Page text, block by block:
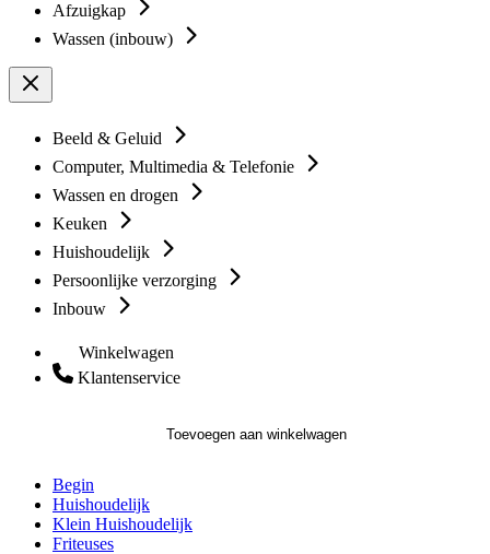
Afzuigkap
Wassen (inbouw)
Beeld & Geluid
Computer, Multimedia & Telefonie
Wassen en drogen
Keuken
Huishoudelijk
Persoonlijke verzorging
Inbouw
Winkelwagen
Klantenservice
Toevoegen aan winkelwagen
Begin
Huishoudelijk
Klein Huishoudelijk
Friteuses